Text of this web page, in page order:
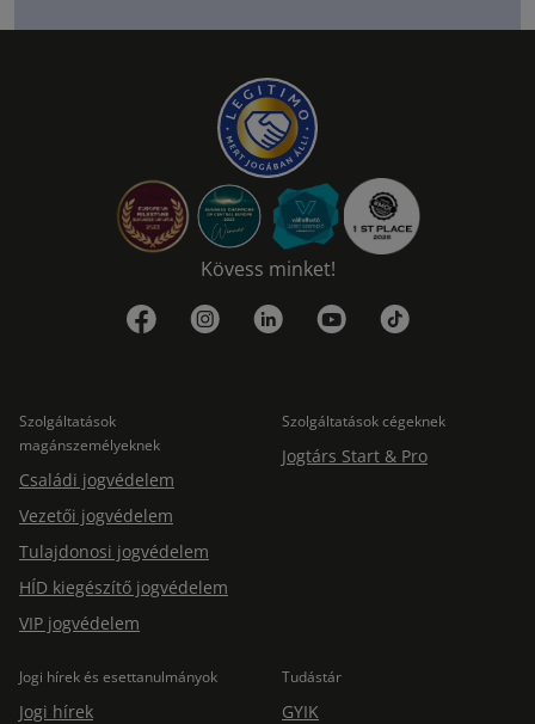
Kövess minket!
Szolgáltatások
magánszemélyeknek
Családi jogvédelem
Vezetői jogvédelem
Tulajdonosi jogvédelem
HÍD kiegészítő jogvédelem
VIP jogvédelem
Szolgáltatások cégeknek
Jogtárs Start & Pro
Jogi hírek és esettanulmányok
Jogi hírek
Tudástár
GYIK